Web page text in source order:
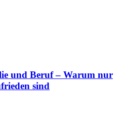
und Beruf – Warum nur
sind